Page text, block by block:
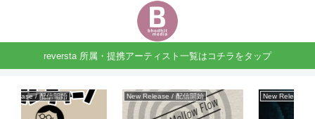
reversta 所属・提携アーティスト一覧はコチラをタップ
New Release / 配信開始 News / お知らせ